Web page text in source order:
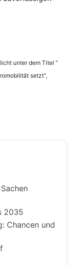
unter dem Titel “
setzt“,
2035
Chancen und